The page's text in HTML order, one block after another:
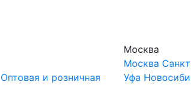
Оптовая и розничная
Москва
Москва
Уфа